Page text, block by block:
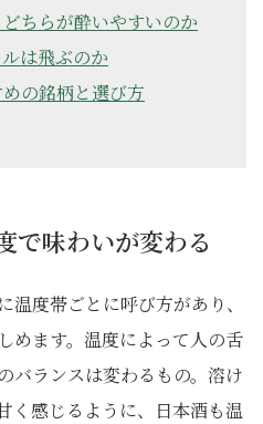
ちらが酔いやすいのか
は飛ぶのか
の銘柄と選び方
で味わいが変わる
温度帯ごとに呼び方があり、
めます。温度によって人の舌
バランスは変わるもの。溶け
く感じるように、日本酒も温